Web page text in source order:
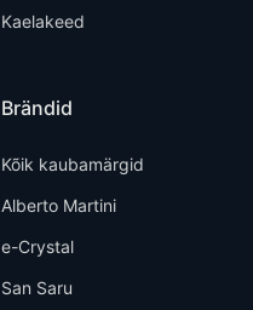
Kaelakeed
Brändid
Kõik kaubamärgid
Alberto Martini
e-Crystal
San Saru